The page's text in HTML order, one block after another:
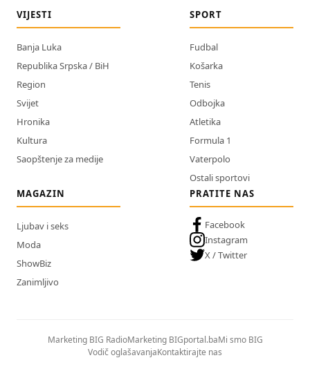
VIJESTI
Banja Luka
Republika Srpska / BiH
Region
Svijet
Hronika
Kultura
Saopštenje za medije
SPORT
Fudbal
Košarka
Tenis
Odbojka
Atletika
Formula 1
Vaterpolo
Ostali sportovi
MAGAZIN
Ljubav i seks
Moda
ShowBiz
Zanimljivo
PRATITE NAS
Facebook
Instagram
X / Twitter
Marketing BIG RadioMarketing BIGportal.baMi smo BIG
Vodič oglašavanjaKontaktirajte nas